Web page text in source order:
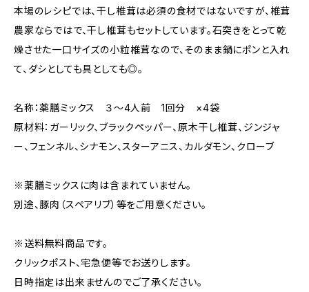
本場のレシピでは、干し椎茸は必須の食材ではないですが、椎茸
農家ならではで、干し椎茸もセットしています。石突きをとって乾
燥させた一口サイズの小粒椎茸なので、そのまま鍋にポンと入れ
て、ダシとしても具としても◎。
名称：薬膳ミックス ３～4人前 1回分 ×4袋
原材料：ガーリック、ブラックペッパー、原木干し椎茸、ジンジャ
ー、フェンネル、シナモン、スターアニス、カルダモン、クローブ
※薬膳ミックスに肉は含まれていません。
別途、豚肉（スペアリブ）等をご用意ください。
※送料無料商品です。
クリックポスト、宅急便等でお送りします。
日時指定は出来ませんのでご了承ください。